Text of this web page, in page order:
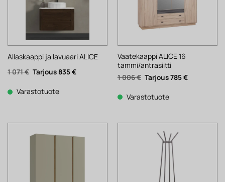
Allaskaappi ja lavuaari ALICE
1 071€ Alkuperäinen
hinta
1
071 €.
835€Nykyinen
Varastotuote
Vaatekaappi ALICE 16
tammi/antrasiitti
1 006€ Alkuperäinen
hinta
1
006 €.
785€Nykyinen
Varastotuote